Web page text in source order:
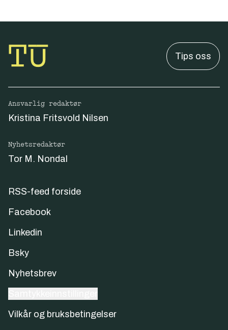
Tips oss
Ansvarlig redaktør
Kristina Fritsvold Nilsen
Nyhetsredaktør
Tor M. Nondal
RSS-feed forside
Facebook
Linkedin
Bsky
Nyhetsbrev
Vilkår og bruksbetingelser